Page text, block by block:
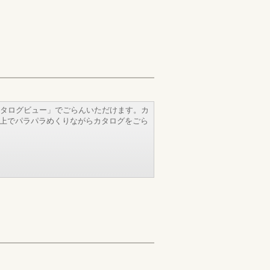
ログビュー」でごらんいただけます。カ
でパラパラめくりながらカタログをごら